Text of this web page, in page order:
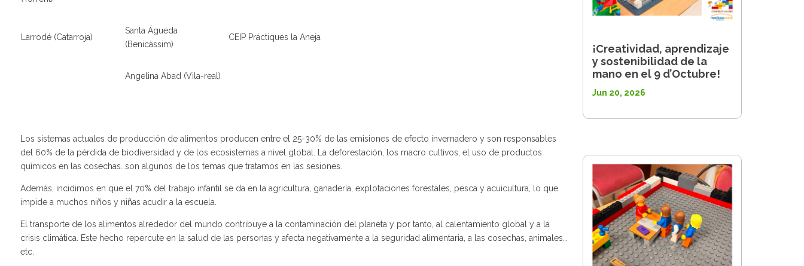
Larrodé (Catarroja)
Santa Águeda
(Benicàssim)
CEIP Práctiques la Aneja
Angelina Abad (Vila-real)
Los sistemas actuales de producción de alimentos producen entre el 25-30% de las emisiones de efecto invernadero y son responsables
del 60% de la pérdida de biodiversidad y de los ecosistemas a nivel global. La deforestación, los macro cultivos, el uso de productos
químicos en las cosechas…son algunos de los temas que tratamos en las sesiones.
Además, incidimos en que el 70% del trabajo infantil se da en la agricultura, ganadería, explotaciones forestales, pesca y acuicultura, lo que
impide a muchos niños y niñas acudir a la escuela.
El transporte de los alimentos alrededor del mundo contribuye a la contaminación del planeta y por tanto, al calentamiento global y a la
crisis climática. Este hecho repercute en la salud de las personas y afecta negativamente a la seguridad alimentaria, a las cosechas, animales…
etc.
¡Creatividad, aprendizaje
y sostenibilidad de la
mano en el 9 d’Octubre!
Jun 20, 2026